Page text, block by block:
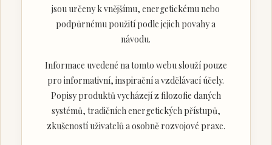
jsou určeny k vnějšímu, energetickému nebo
podpůrnému použití podle jejich povahy a
návodu.
Informace uvedené na tomto webu slouží pouze
pro informativní, inspirační a vzdělávací účely.
Popisy produktů vycházejí z filozofie daných
systémů, tradičních energetických přístupů,
zkušeností uživatelů a osobně rozvojové praxe.